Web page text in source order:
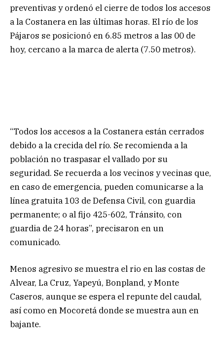
preventivas y ordenó el cierre de todos los accesos
a la Costanera en las últimas horas. El río de los
Pájaros se posicionó en 6.85 metros a las 00 de
hoy, cercano a la marca de alerta (7.50 metros).
“Todos los accesos a la Costanera están cerrados
debido a la crecida del río. Se recomienda a la
población no traspasar el vallado por su
seguridad. Se recuerda a los vecinos y vecinas que,
en caso de emergencia, pueden comunicarse a la
línea gratuita 103 de Defensa Civil, con guardia
permanente; o al fijo 425-602, Tránsito, con
guardia de 24 horas”, precisaron en un
comunicado.
Menos agresivo se muestra el rio en las costas de
Alvear, La Cruz, Yapeyú, Bonpland, y Monte
Caseros, aunque se espera el repunte del caudal,
así como en Mocoretá donde se muestra aun en
bajante.